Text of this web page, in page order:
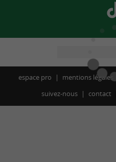
espace pro mentions légales
suivez-nous
contact